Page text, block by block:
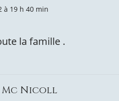
à 19 h 40 min
la famille .
Mc Nicoll